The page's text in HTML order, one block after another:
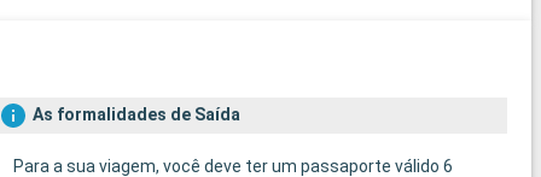
As formalidades de Saída
Para a sua viagem, você deve ter um passaporte válido 6